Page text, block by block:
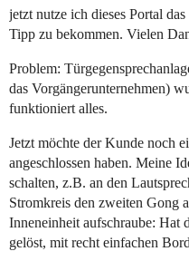
jetzt nutze ich dieses Portal
Tipp zu bekommen. Vielen
Problem:
das Vorgängerunternehmen)
funktioniert alles.
Jetzt möchte der Kunde noch
angeschlossen haben. Meine
schalten, z.B. an den
Stromkreis den zweiten Gong
Inneneinheit aufschraube: Hat
gelöst, mit recht einfachen